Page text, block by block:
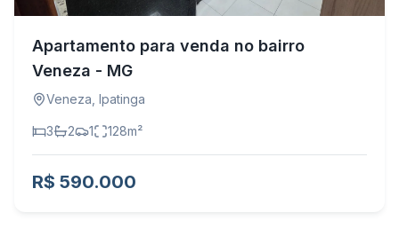
Apartamento para venda no bairro
Veneza - MG
Veneza Ipatinga
3 2 1 128m²
R$ 590.000